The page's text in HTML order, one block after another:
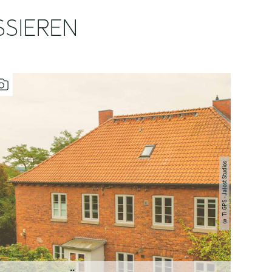
©
TI GPS - Jalost Studios